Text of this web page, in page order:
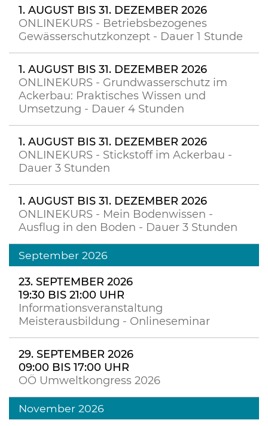
1. AUGUST BIS 31. DEZEMBER 2026
ONLINEKURS - Betriebsbezogenes
Gewässerschutzkonzept - Dauer 1 Stunde
1. AUGUST BIS 31. DEZEMBER 2026
ONLINEKURS - Grundwasserschutz im
Ackerbau: Praktisches Wissen und
Umsetzung - Dauer 4 Stunden
1. AUGUST BIS 31. DEZEMBER 2026
ONLINEKURS - Stickstoff im Ackerbau -
Dauer 3 Stunden
1. AUGUST BIS 31. DEZEMBER 2026
ONLINEKURS - Mein Bodenwissen -
Ausflug in den Boden - Dauer 3 Stunden
September 2026
23. SEPTEMBER 2026
19:30 BIS 21:00 UHR
Informationsveranstaltung
Meisterausbildung - Onlineseminar
29. SEPTEMBER 2026
09:00 BIS 17:00 UHR
OÖ Umweltkongress 2026
November 2026